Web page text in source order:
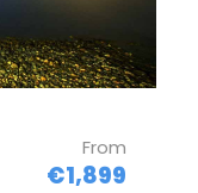
From
€1,899